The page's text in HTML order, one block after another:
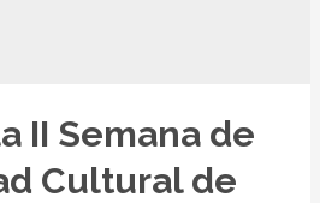
II Semana de
Cultural de